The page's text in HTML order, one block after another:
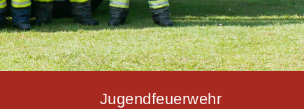
Jugendfeuerwehr